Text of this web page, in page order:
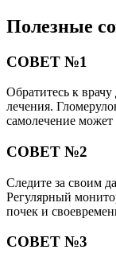
Полезные
СОВЕТ №1
Обратитесь к
лечения.
самолечение
СОВЕТ №2
Следите за своим
Регулярный
почек и
СОВЕТ №3